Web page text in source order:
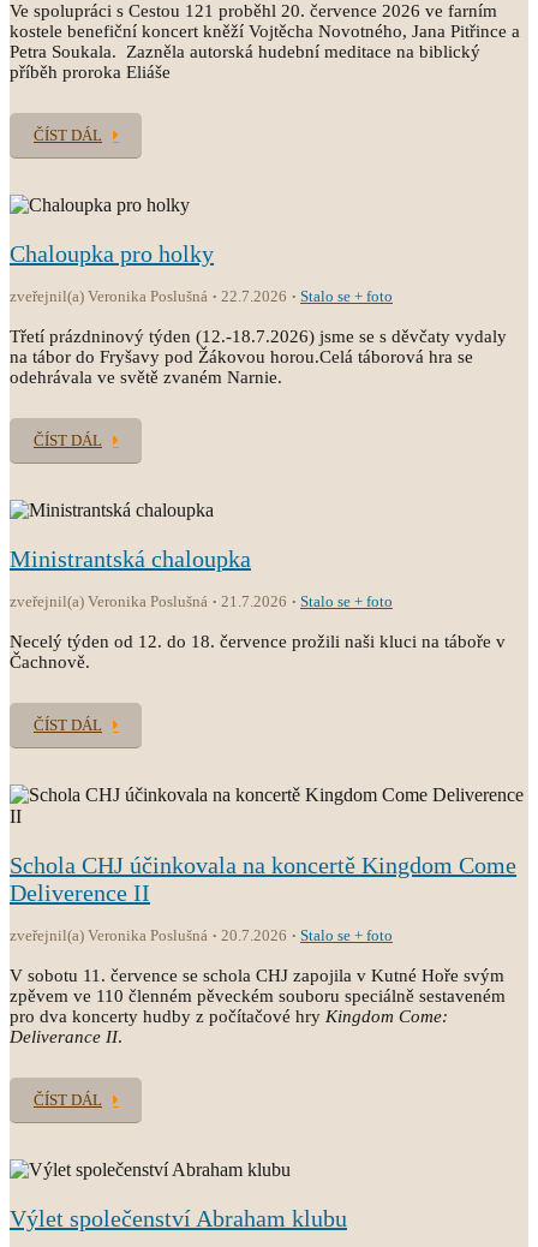
Ve spolupráci s Cestou 121 proběhl 20. července 2026 ve farním
kostele benefiční koncert kněží Vojtěcha Novotného, Jana Pitřince a
Petra Soukala. Zazněla autorská hudební meditace na biblický
příběh proroka Eliáše
ČÍST DÁL
Chaloupka pro holky
zveřejnil(a) Veronika Poslušná 22.7.2026 Stalo se + foto
Třetí prázdninový týden (12.-18.7.2026) jsme se s děvčaty vydaly
na tábor do Fryšavy pod Žákovou horou.Celá táborová hra se
odehrávala ve světě zvaném Narnie.
ČÍST DÁL
Ministrantská chaloupka
zveřejnil(a) Veronika Poslušná 21.7.2026 Stalo se + foto
Necelý týden od 12. do 18. července prožili naši kluci na táboře v
Čachnově.
ČÍST DÁL
Schola CHJ účinkovala na koncertě Kingdom Come
Deliverence II
zveřejnil(a) Veronika Poslušná 20.7.2026 Stalo se + foto
V sobotu 11. července se schola CHJ zapojila v Kutné Hoře svým
zpěvem ve 110 členném pěveckém souboru speciálně sestaveném
pro dva koncerty hudby z počítačové hry Kingdom Come:
Deliverance II.
ČÍST DÁL
Výlet společenství Abraham klubu